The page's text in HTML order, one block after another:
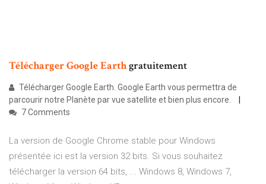
TéléchargerGoogleEarthgratuitement
Télécharger Google Earth. Google Earth vous permettra de
parcourir notre Planète par vue satellite et bien plus encore.
7 Comments
La version de Google Chrome stable pour Windows
présentée ici est la version 32 bits. Si vous souhaitez
télécharger la version 64 bits, ... Windows 8, Windows 7,